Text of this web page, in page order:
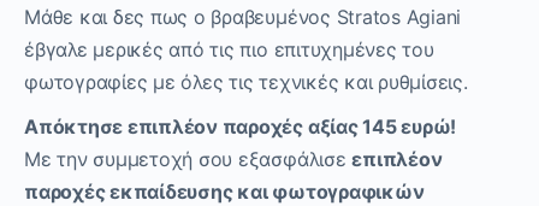
Μάθε και δες πως ο βραβευμένος Stratos Agiani
έβγαλε μερικές από τις πιο επιτυχημένες του
φωτογραφίες με όλες τις τεχνικές και ρυθμίσεις.
Απόκτησε επιπλέον παροχές αξίας 145 ευρώ!
Με την συμμετοχή σου εξασφάλισεεπιπλέον
παροχές εκπαίδευσης και φωτογραφικών